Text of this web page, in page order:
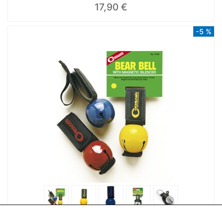
17,90 €
-5 %